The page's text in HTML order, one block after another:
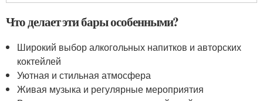
Что делает эти бары особенными?
Широкий выбор алкогольных напитков и авторских
коктейлей
Уютная и стильная атмосфера
Живая музыка и регулярные мероприятия